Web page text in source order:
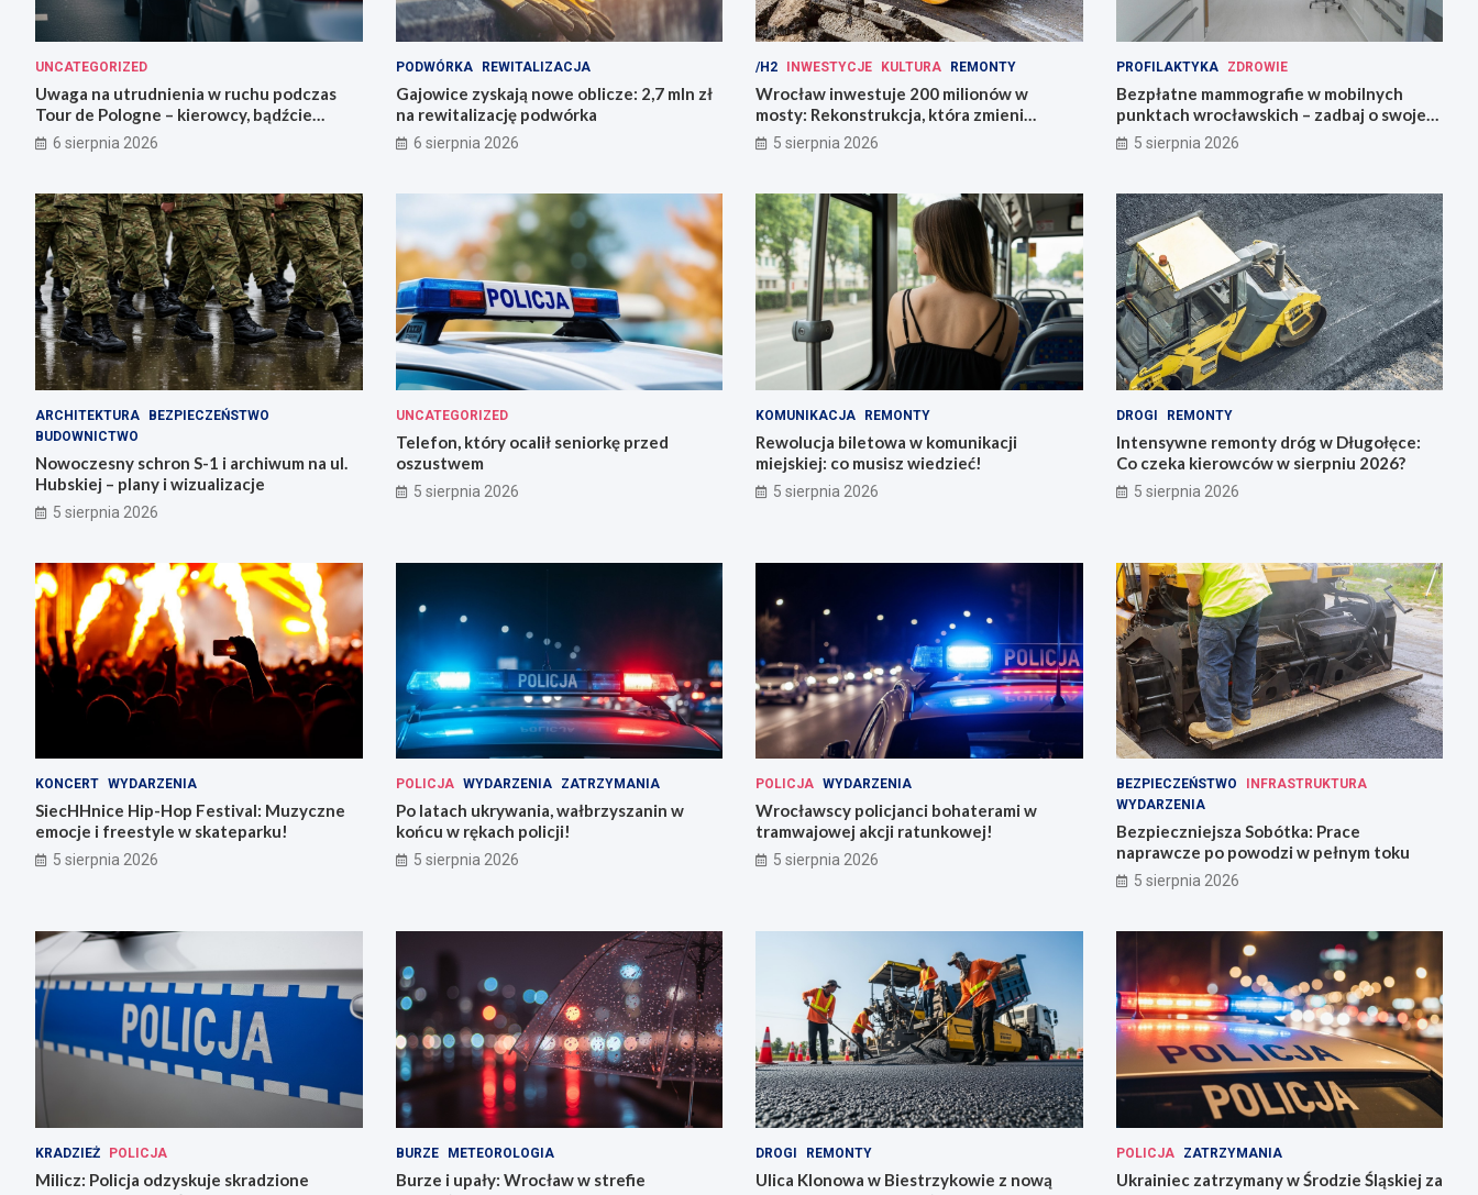
UNCATEGORIZED
Uwaga na utrudnienia w ruchu podczas
Tour de Pologne – kierowcy, bądźcie
przygotowani!
6 sierpnia 2026
PODWÓRKA REWITALIZACJA
Gajowice zyskają nowe oblicze: 2,7 mln zł
na rewitalizację podwórka
6 sierpnia 2026
/H2 INWESTYCJE KULTURA REMONTY
Wrocław inwestuje 200 milionów w
mosty: Rekonstrukcja, która zmieni
miasto!
5 sierpnia 2026
PROFILAKTYKA ZDROWIE
Bezpłatne mammografie w mobilnych
punktach wrocławskich – zadbaj o swoje
zdrowie!
5 sierpnia 2026
ARCHITEKTURA
BEZPIECZEŃSTWO
BUDOWNICTWO
Nowoczesny schron S-1 i archiwum na ul.
Hubskiej – plany i wizualizacje
5 sierpnia 2026
UNCATEGORIZED
Telefon, który ocalił seniorkę przed
oszustwem
5 sierpnia 2026
KOMUNIKACJA REMONTY
Rewolucja biletowa w komunikacji
miejskiej: co musisz wiedzieć!
5 sierpnia 2026
DROGI REMONTY
Intensywne remonty dróg w Długołęce:
Co czeka kierowców w sierpniu 2026?
5 sierpnia 2026
KONCERT WYDARZENIA
SiecHHnice Hip-Hop Festival: Muzyczne
emocje i freestyle w skateparku!
5 sierpnia 2026
POLICJA WYDARZENIA ZATRZYMANIA
Po latach ukrywania, wałbrzyszanin w
końcu w rękach policji!
5 sierpnia 2026
POLICJA WYDARZENIA
Wrocławscy policjanci bohaterami w
tramwajowej akcji ratunkowej!
5 sierpnia 2026
BEZPIECZEŃSTWO
INFRASTRUKTURA
WYDARZENIA
Bezpieczniejsza Sobótka: Prace
naprawcze po powodzi w pełnym toku
5 sierpnia 2026
KRADZIEŻ POLICJA
Milicz: Policja odzyskuje skradzione
BURZE METEOROLOGIA
Burze i upały: Wrocław w strefie
DROGI REMONTY
Ulica Klonowa w Biestrzykowie z nową
POLICJA ZATRZYMANIA
Ukrainiec zatrzymany w Środzie Śląskiej za